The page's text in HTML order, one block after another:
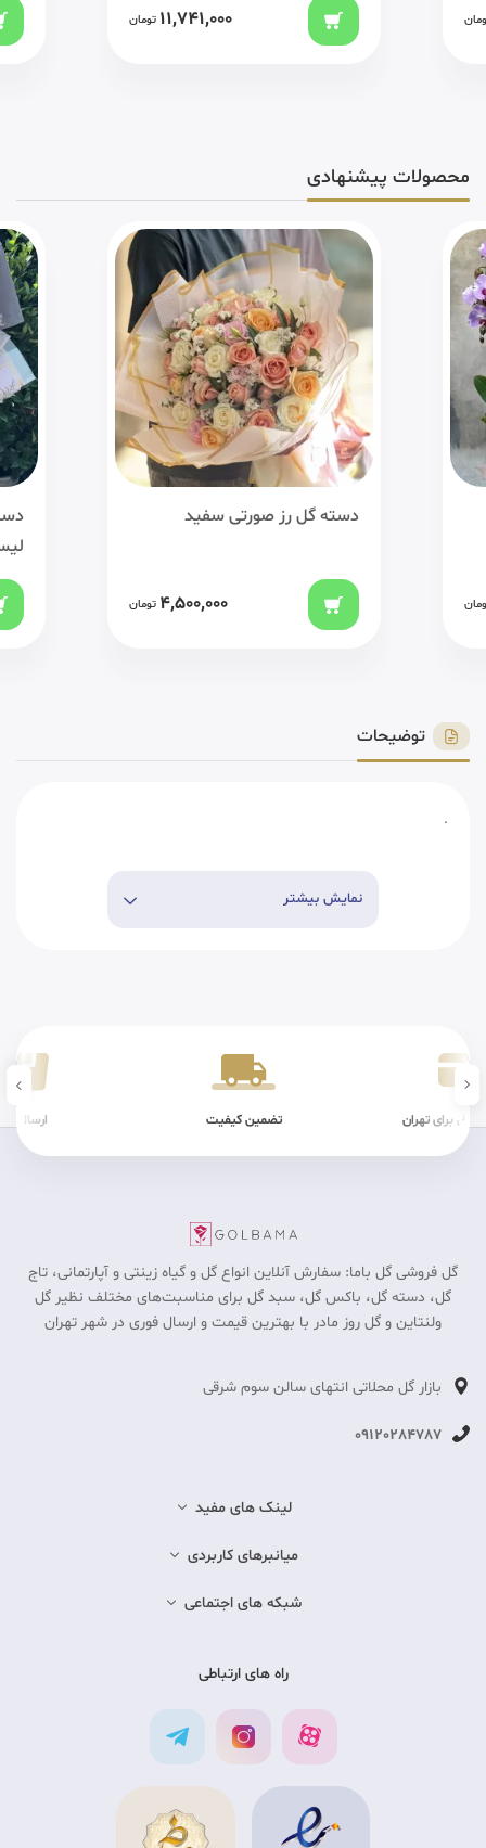
11,741,000 تومان
محصولات پیشنهادی
دسته گل رز صورتی سفید
4,500,000 تومان
توضیحات
.
نمایش بیشتر
کیفیت ارسال سریع شرایط
گل فروشی گل باما: سفارش آنلاین انواع گل و گیاه زینتی و آپارتمانی، تاج
گل، دسته گل، باکس گل، سبد گل برای مناسبت‎‌های مختلف نظیر گل
ولنتاین و گل روز مادر با بهترین قیمت و ارسال فوری در شهر تهران
بازار گل محلاتی انتهای سالن سوم شرقی
09120284787
لینک های مفید
میانبرهای کاربردی
شبکه های اجتماعی
راه های ارتباطی